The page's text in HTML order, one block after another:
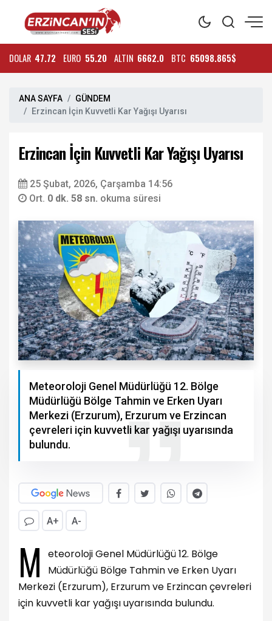
DOLAR 47.72 EURO 55.20 ALTIN 6662.0 BTC 65098.865$
ANA SAYFA
GÜNDEM
Erzincan İçin Kuvvetli Kar Yağışı Uyarısı
Erzincan İçin Kuvvetli Kar Yağışı Uyarısı
25 Şubat, 2026, Çarşamba 14:56
Ort. 0 dk. 58 sn. okuma süresi
Meteoroloji Genel Müdürlüğü 12. Bölge
Müdürlüğü Bölge Tahmin ve Erken Uyarı
Merkezi (Erzurum), Erzurum ve Erzincan
çevreleri için kuvvetli kar yağışı uyarısında
bulundu.
A+ A-
M
eteoroloji Genel Müdürlüğü 12. Bölge
Müdürlüğü Bölge Tahmin ve Erken Uyarı
Merkezi (Erzurum), Erzurum ve Erzincan çevreleri
için kuvvetli kar yağışı uyarısında bulundu.